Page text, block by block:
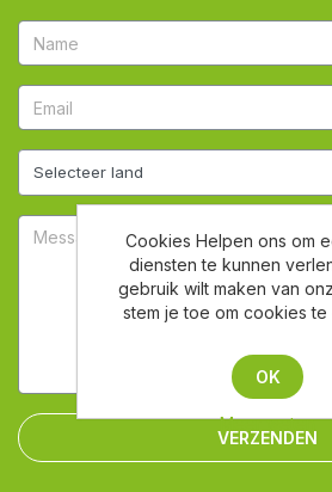
VERZENDEN
Cookies Helpen ons om
diensten te kunnen
gebruik wilt maken van
stem je toe om cookies
OK
Meer weten